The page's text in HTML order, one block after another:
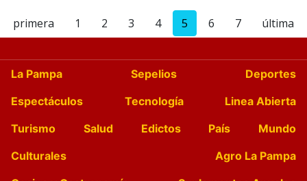
primera 1 2 3 4 5 6 7 última
La Pampa Sepelios
Deportes
Espectáculos
Tecnología
Linea Abierta
Turismo
Salud Edictos País
Mundo
Culturales
Agro La Pampa